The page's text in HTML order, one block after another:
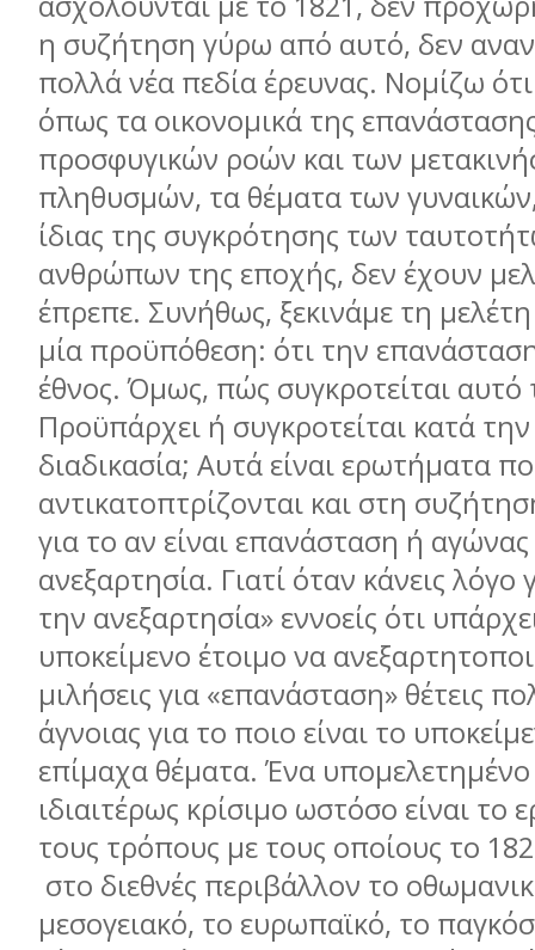
η συζήτηση γύρω από αυτό, δεν
πολλά νέα πεδία έρευνας. Νομίζω
όπως τα οικονομικά της
προσφυγικών ροών και των
πληθυσμών, τα θέματα των
ίδιας της συγκρότησης των
ανθρώπων της εποχής, δεν έχουν
έπρεπε. Συνήθως, ξεκινάμε τη
μία προϋπόθεση: ότι την
έθνος. Όμως, πώς συγκροτείται αυτό
Προϋπάρχει ή συγκροτείται κατά
διαδικασία; Αυτά είναι ερωτήματα
αντικατοπτρίζονται και στη
για το αν είναι επανάσταση ή αγώνας
ανεξαρτησία. Γιατί όταν κάνεις λόγο
την ανεξαρτησία» εννοείς ότι
υποκείμενο έτοιμο να
μιλήσεις για «επανάσταση» θέτεις
άγνοιας για το ποιο είναι το
επίμαχα θέματα. Ένα
ιδιαιτέρως κρίσιμο ωστόσο είναι το
τους τρόπους με τους οποίους το
στο διεθνές περιβάλλον το
μεσογειακό, το ευρωπαϊκό, το